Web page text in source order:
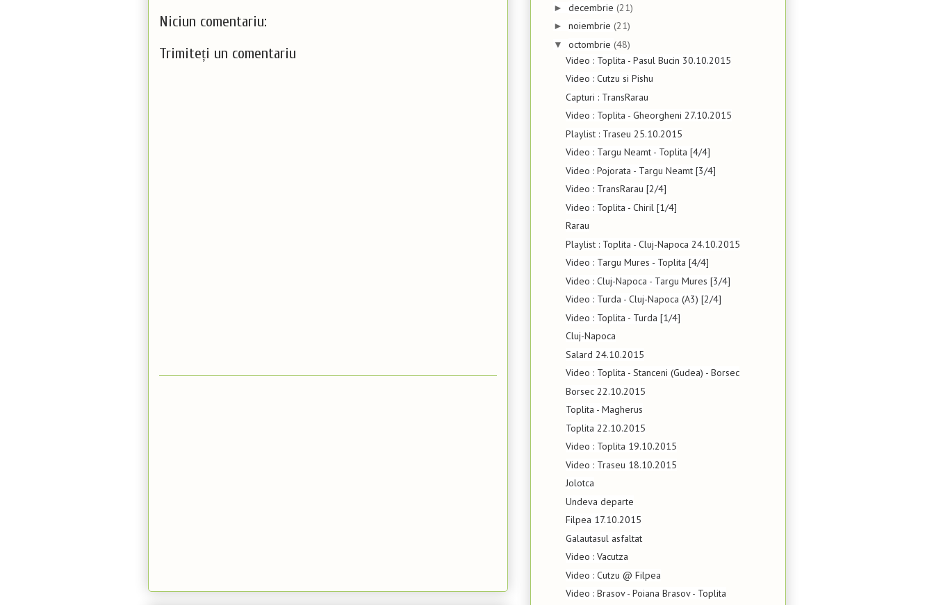
Niciun comentariu:
Trimiteți un comentariu
► decembrie (21)
► noiembrie (21)
▼ octombrie (48)
Video : Toplita - Pasul Bucin 30.10.2015
Video : Cutzu si Pishu
Capturi : TransRarau
Video : Toplita - Gheorgheni 27.10.2015
Playlist : Traseu 25.10.2015
Video : Targu Neamt - Toplita [4/4]
Video : Pojorata - Targu Neamt [3/4]
Video : TransRarau [2/4]
Video : Toplita - Chiril [1/4]
Rarau
Playlist : Toplita - Cluj-Napoca 24.10.2015
Video : Targu Mures - Toplita [4/4]
Video : Cluj-Napoca - Targu Mures [3/4]
Video : Turda - Cluj-Napoca (A3) [2/4]
Video : Toplita - Turda [1/4]
Cluj-Napoca
Salard 24.10.2015
Video : Toplita - Stanceni (Gudea) - Borsec
Borsec 22.10.2015
Toplita - Magherus
Toplita 22.10.2015
Video : Toplita 19.10.2015
Video : Traseu 18.10.2015
Jolotca
Undeva departe
Filpea 17.10.2015
Galautasul asfaltat
Video : Vacutza
Video : Cutzu @ Filpea
Video : Brasov - Poiana Brasov - Toplita